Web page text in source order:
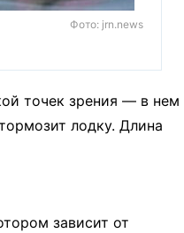
Фото: jrn.news
точек зрения — в нем
лодку. Длина
зависит от